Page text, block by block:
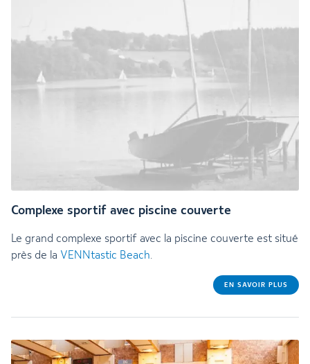
Complexe sportif avec piscine couverte
Le grand complexe sportif avec la piscine couverte est situé
près de la VENNtastic Beach.
EN SAVOIR PLUS